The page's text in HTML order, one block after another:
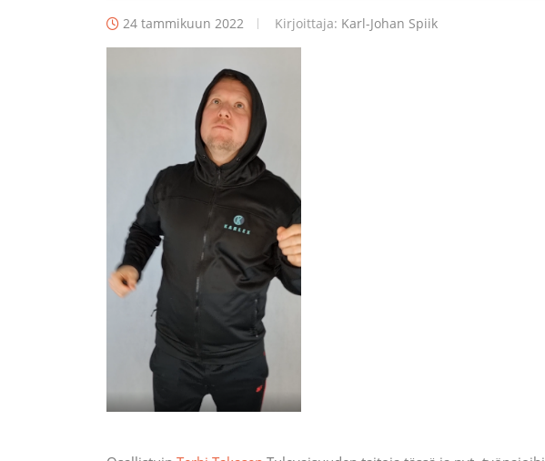
24 tammikuun 2022 Kirjoittaja: Karl-Johan Spiik